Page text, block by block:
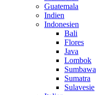
Guatemala
Indien
Indonesien
Bali
Flores
Java
Lombok
Sumbawa
Sumatra
Sulavesie